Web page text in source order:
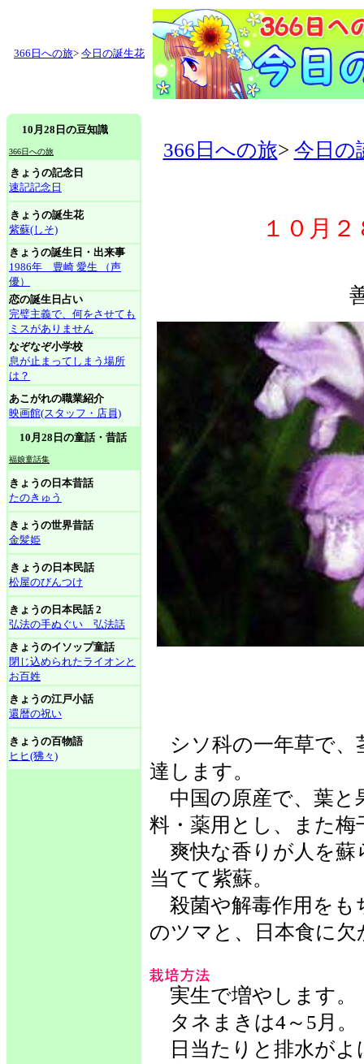
366日への旅> 今日の誕生花
10月28日の豆知識
366日への旅
きょうの記念日
速記記念日
きょうの誕生花
紫蘇(しそ)
きょうの誕生日・出来事
1986年 豊崎 愛生 （声
優）
恋の誕生日占い
完璧主義で、何をさせても
ミスがありません
なぞなぞ小学校
息が止まってしまう場所
は？
あこがれの職業紹介
映画館(スタッフ・店員)
10月28日の童話・昔話
福娘童話集
きょうの日本昔話
たのきゅう
きょうの世界昔話
金髪姫
きょうの日本民話
松屋のびんつけ
きょうの日本民話 2
弘法の手ぬぐい 弘法話
きょうのイソップ童話
閉じ込められたライオンと
お百姓
きょうの江戸小話
還暦の祝い
きょうの百物語
ヒヒ(狒々)
366日への旅> 今日の
１０月
シソ科の一年草で、
達します。
中国の原産で、葉と
料・薬用とし、また
爽快な香りが人を蘇
当てて紫蘇。
殺菌や解毒作用をも
のツマと、日本食に
実生で増やします。
タネまきは4～5月。
日当たりと排水がよ